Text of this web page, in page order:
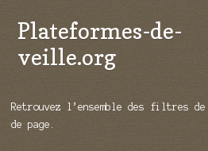
Aller
à
la
Aller
au
contenu
Plateformes-de-
veille.org
Répertoire d’ouitils
Retrouvez l’ensemble des filtres de
de page.